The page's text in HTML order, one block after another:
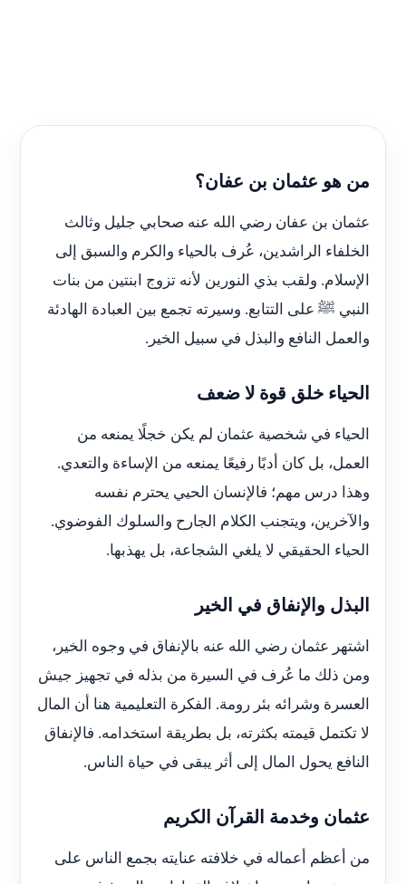
من هو عثمان بن عفان؟
عثمان بن عفان رضي الله عنه صحابي جليل وثالث
الخلفاء الراشدين، عُرف بالحياء والكرم والسبق إلى
الإسلام. ولقب بذي النورين لأنه تزوج ابنتين من بنات
النبي ﷺ على التتابع. وسيرته تجمع بين العبادة الهادئة
والعمل النافع والبذل في سبيل الخير.
الحياء خلق قوة لا ضعف
الحياء في شخصية عثمان لم يكن خجلًا يمنعه من
العمل، بل كان أدبًا رفيعًا يمنعه من الإساءة والتعدي.
وهذا درس مهم؛ فالإنسان الحيي يحترم نفسه
والآخرين، ويتجنب الكلام الجارح والسلوك الفوضوي.
الحياء الحقيقي لا يلغي الشجاعة، بل يهذبها.
البذل والإنفاق في الخير
اشتهر عثمان رضي الله عنه بالإنفاق في وجوه الخير،
ومن ذلك ما عُرف في السيرة من بذله في تجهيز جيش
العسرة وشرائه بئر رومة. الفكرة التعليمية هنا أن المال
لا تكتمل قيمته بكثرته، بل بطريقة استخدامه. فالإنفاق
النافع يحول المال إلى أثر يبقى في حياة الناس.
عثمان وخدمة القرآن الكريم
من أعظم أعماله في خلافته عنايته بجمع الناس على